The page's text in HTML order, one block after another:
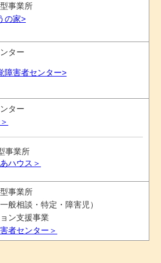
事業所
の家>
ター
障害者センター>
ター
事業所
ハウス＞
事業所
般相談・特定・障害児）
ン支援事業
者センター＞